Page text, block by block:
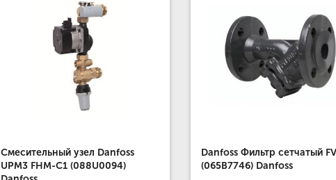
Смесительный узел Danfoss
UPM3 FHM-C1 (088U0094)
Danfoss Фильтр сетчатый
(065B7746) Danfoss